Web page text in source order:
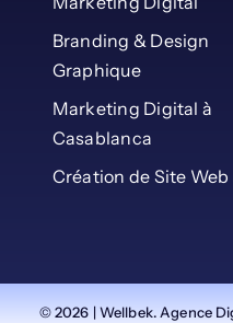
Branding & Design
Graphique
Marketing Digital à
Casablanca
Création de Site Web
© 2026 | Wellbek. Agence